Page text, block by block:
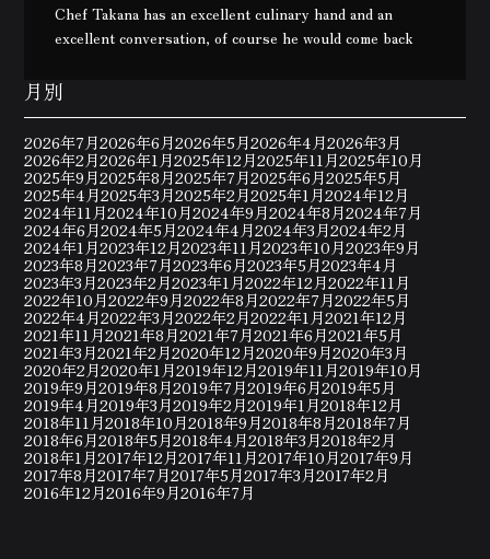
Chef Takana has an excellent culinary hand and an
excellent conversation, of course he would come back
月別
2026年7月2026年6月2026年5月2026年4月2026年3月
2026年2月2026年1月2025年12月2025年11月2025年10月
2025年9月2025年8月2025年7月2025年6月2025年5月
2025年4月2025年3月2025年2月2025年1月2024年12月
2024年11月2024年10月2024年9月2024年8月2024年7月
2024年6月2024年5月2024年4月2024年3月2024年2月
2024年1月2023年12月2023年11月2023年10月2023年9月
2023年8月2023年7月2023年6月2023年5月2023年4月
2023年3月2023年2月2023年1月2022年12月2022年11月
2022年10月2022年9月2022年8月2022年7月2022年5月
2022年4月2022年3月2022年2月2022年1月2021年12月
2021年11月2021年8月2021年7月2021年6月2021年5月
2021年3月2021年2月2020年12月2020年9月2020年3月
2020年2月2020年1月2019年12月2019年11月2019年10月
2019年9月2019年8月2019年7月2019年6月2019年5月
2019年4月2019年3月2019年2月2019年1月2018年12月
2018年11月2018年10月2018年9月2018年8月2018年7月
2018年6月2018年5月2018年4月2018年3月2018年2月
2018年1月2017年12月2017年11月2017年10月2017年9月
2017年8月2017年7月2017年5月2017年3月2017年2月
2016年12月2016年9月2016年7月